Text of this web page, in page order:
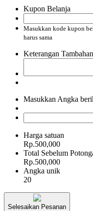
Kupon Belanja
Masukkan kode kupon
harus sama
Keterangan Tambahan
Masukkan Angka
Harga satuan
Rp.500,000
Total Sebelum
Rp.500,000
Angka unik
20
Selesaikan Pesanan